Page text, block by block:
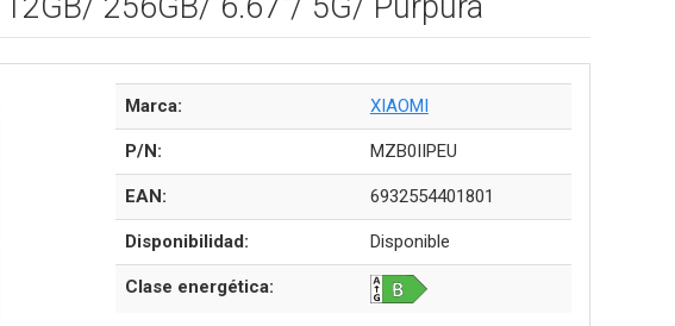
Marca: XIAOMI
P/N: MZB0IIPEU
EAN: 6932554401801
Disponibilidad: Disponible
Clase energética: